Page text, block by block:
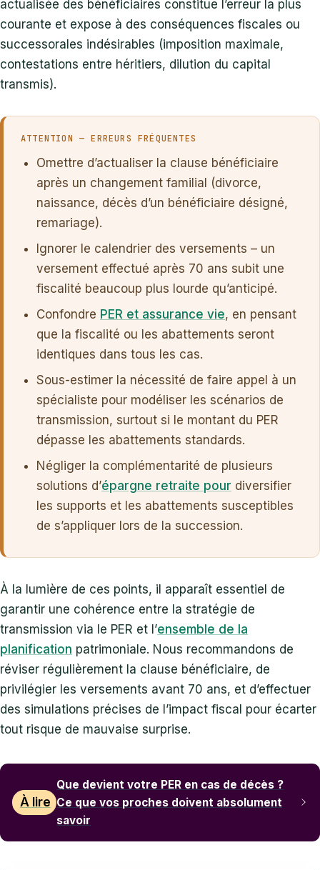
actualisée des bénéficiaires constitue l’erreur la plus
courante et expose à des conséquences fiscales ou
successorales indésirables (imposition maximale,
contestations entre héritiers, dilution du capital
transmis).
ATTENTION — ERREURS FRÉQUENTES
Omettre d’actualiser la clause bénéficiaire
après un changement familial (divorce,
naissance, décès d’un bénéficiaire désigné,
remariage).
Ignorer le calendrier des versements – un
versement effectué après 70 ans subit une
fiscalité beaucoup plus lourde qu’anticipé.
Confondre PER et assurance vie, en pensant
que la fiscalité ou les abattements seront
identiques dans tous les cas.
Sous-estimer la nécessité de faire appel à un
spécialiste pour modéliser les scénarios de
transmission, surtout si le montant du PER
dépasse les abattements standards.
Négliger la complémentarité de plusieurs
solutions d’épargne retraite pour diversifier
les supports et les abattements susceptibles
de s’appliquer lors de la succession.
À la lumière de ces points, il apparaît essentiel de
garantir une cohérence entre la stratégie de
transmission via le PER et l’ensemble de la
planification patrimoniale. Nous recommandons de
réviser régulièrement la clause bénéficiaire, de
privilégier les versements avant 70 ans, et d’effectuer
des simulations précises de l’impact fiscal pour écarter
tout risque de mauvaise surprise.
À lire
Que devient votre PER en cas de décès ?
Ce que vos proches doivent absolument
savoir